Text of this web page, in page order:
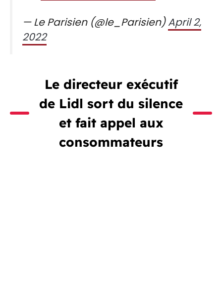
— Le Parisien (@le_Parisien)April 2,
2022
Le directeur exécutif
de Lidl sort du silence
et fait appel aux
consommateurs